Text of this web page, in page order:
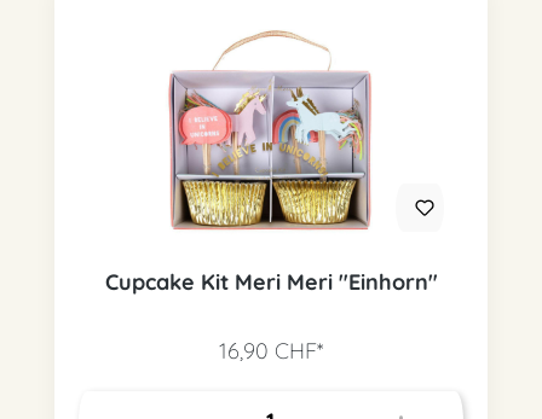
Cupcake Kit Meri Meri "Einhorn"
16,90 CHF*